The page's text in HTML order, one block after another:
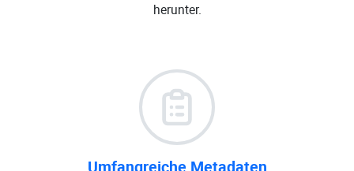
herunter.
Umfangreiche Metadaten